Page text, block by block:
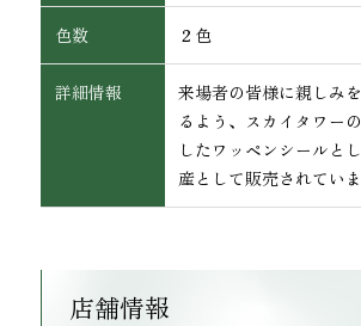
インテリア
色数 ２色
詳細情報
来場者の皆様に親しみ
るよう、スカイタワー
したワッペンシールと
産として販売されていま
店舗情報